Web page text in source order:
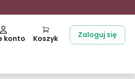
konto Koszyk Zaloguj się